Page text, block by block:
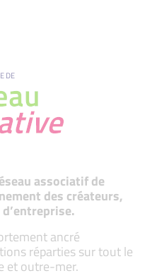
DE
associatif de
des créateurs,
ancré
réparties sur tout le
et outre-mer.